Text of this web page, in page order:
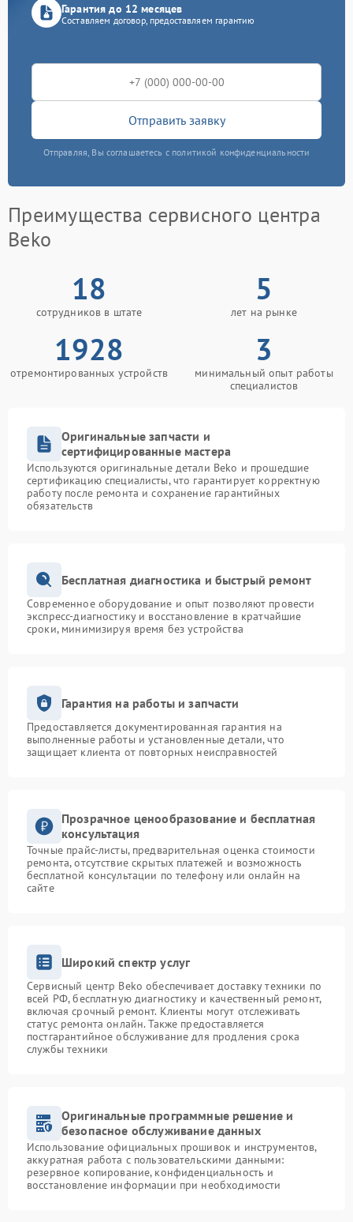
Гарантия до 12 месяцев
Составляем договор, предоставляем гарантию
Отправить заявку
Отправляя, Вы соглашаетесь с политикой конфиденциальности
Преимущества сервисного центра
Beko
18
сотрудников в штате
5
лет на рынке
1928
отремонтированных устройств
3
минимальный опыт работы
специалистов
Оригинальные запчасти и
сертифицированные мастера
Используются оригинальные детали Beko и прошедшие
сертификацию специалисты, что гарантирует корректную
работу после ремонта и сохранение гарантийных
обязательств
Бесплатная диагностика и быстрый ремонт
Современное оборудование и опыт позволяют провести
экспресс-диагностику и восстановление в кратчайшие
сроки, минимизируя время без устройства
Гарантия на работы и запчасти
Предоставляется документированная гарантия на
выполненные работы и установленные детали, что
защищает клиента от повторных неисправностей
Прозрачное ценообразование и бесплатная
консультация
Точные прайс-листы, предварительная оценка стоимости
ремонта, отсутствие скрытых платежей и возможность
бесплатной консультации по телефону или онлайн на
сайте
Широкий спектр услуг
Сервисный центр Beko обеспечивает доставку техники по
всей РФ, бесплатную диагностику и качественный ремонт,
включая срочный ремонт. Клиенты могут отслеживать
статус ремонта онлайн. Также предоставляется
постгарантийное обслуживание для продления срока
службы техники
Оригинальные программные решение и
безопасное обслуживание данных
Использование официальных прошивок и инструментов,
аккуратная работа с пользовательскими данными:
резервное копирование, конфиденциальность и
восстановление информации при необходимости